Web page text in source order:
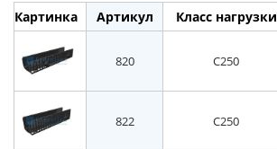
Картинка Артикул Класс нагрузки
820 C250
822 C250